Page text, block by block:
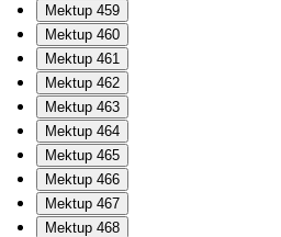
Mektup 459
Mektup 460
Mektup 461
Mektup 462
Mektup 463
Mektup 464
Mektup 465
Mektup 466
Mektup 467
Mektup 468